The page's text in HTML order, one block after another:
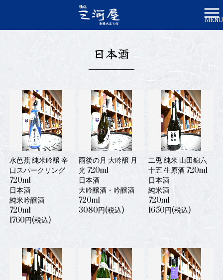
MENU
日本酒 | 株式会社三河屋かみや
日本酒
水芭蕉 純米吟醸 辛
口スパークリング
720ml
日本酒
純米吟醸酒
720ml
1760円(税込)
雨後の月 大吟醸 月
光 720ml
日本酒
大吟醸酒・吟醸酒
720ml
3080円(税込)
二兎 純米 山田錦六
十五 生原酒 720ml
日本酒
純米酒
720ml
1650円(税込)